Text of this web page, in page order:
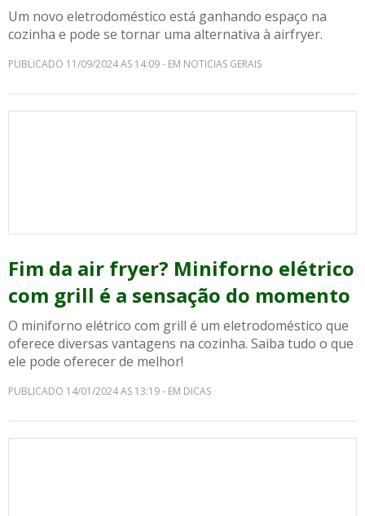
Um novo eletrodoméstico está ganhando espaço na
cozinha e pode se tornar uma alternativa à airfryer.
PUBLICADO 11/09/2024 AS 14:09 - EM NOTICIAS GERAIS
Fim da air fryer? Miniforno elétrico
com grill é a sensação do momento
O miniforno elétrico com grill é um eletrodoméstico que
oferece diversas vantagens na cozinha. Saiba tudo o que
ele pode oferecer de melhor!
PUBLICADO 14/01/2024 AS 13:19 - EM DICAS